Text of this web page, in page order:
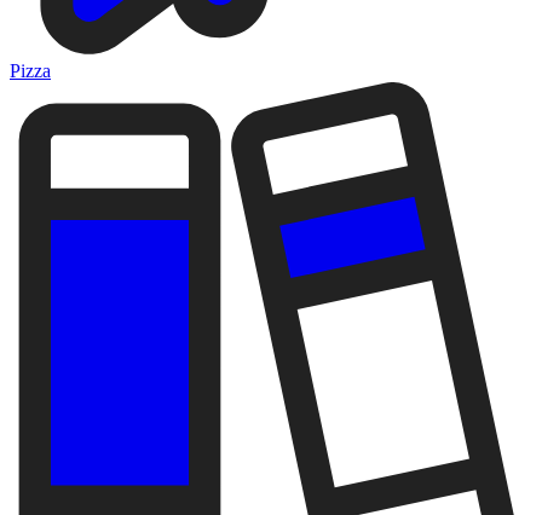
Pizza